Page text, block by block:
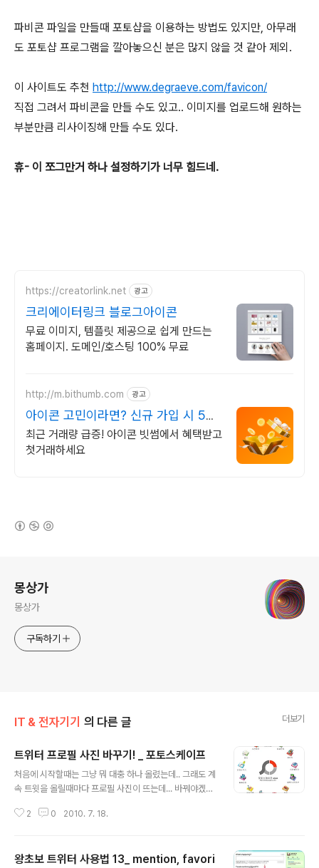
파비콘 파일을 만들때 포토샵을 이용하는 방법도 있지만, 아무래
도 포토샵 프로그램을 깔아놓으신 분은 많지 않을 것 같아 제외.
이 사이트도 추천 http://www.degraeve.com/favicon/
직접 그려서 파비콘을 만들 수도 있고.. 이미지를 업로드해 원하는
부분만큼 리사이징해 만들 수도 있다.
휴- 이 쪼그만거 하나 설정하기가 너무 힘드네.
https://creatorlink.net 광고
크리에이터링크 블로그아이콘
무료 이미지, 템플릿 제공으로 쉽게 만드는
홈페이지. 도메인/호스팅 100% 무료
http://m.bithumb.com 광고
아이콘 고민이라면? 신규 가입 시 5만
원 혜택
최근 거래량 급증! 아이콘 빗썸에서 혜택받고
첫거래하세요
몽상가
몽상가
구독하기
IT & 전자기기 의 다른 글 더보기
트위터 프로필 사진 바꾸기! _ 포토스케이프
처음에 시작할때는 그냥 뭐 대충 하나 올렸는데.. 그래도 계
속 트윗을 올릴때마다 프로필 사진이 뜨는데... 바꿔야겠다
픽셀. 실제로 보면 되게 작은 크기인데.. 그렇다면 크기는
로 찍은 사진들이 괜찮다. 근데 크기들이 다 와이드비율이
2 0 2010. 7. 18.
왕초보 트위터 사용법 13_ mention, favori